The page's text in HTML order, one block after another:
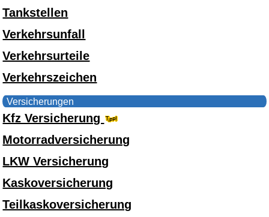
Tankstellen
Verkehrsunfall
Verkehrsurteile
Verkehrszeichen
Versicherungen
Kfz Versicherung
Motorradversicherung
LKW Versicherung
Kaskoversicherung
Teilkaskoversicherung